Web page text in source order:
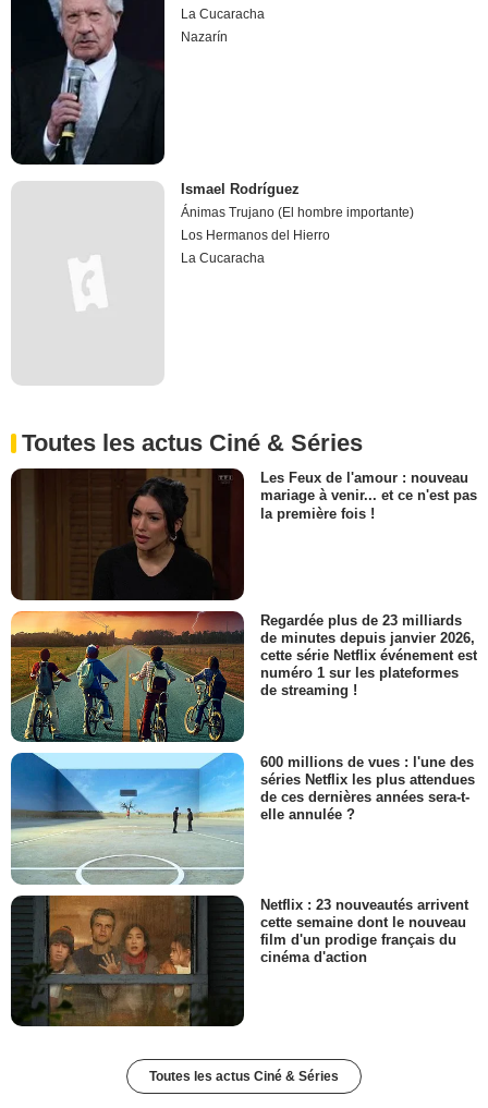
La Cucaracha
Nazarín
Ismael Rodríguez
Ánimas Trujano (El hombre importante)
Los Hermanos del Hierro
La Cucaracha
Toutes les actus Ciné & Séries
Les Feux de l'amour : nouveau
mariage à venir... et ce n'est pas
la première fois !
Regardée plus de 23 milliards
de minutes depuis janvier 2026,
cette série Netflix événement est
numéro 1 sur les plateformes
de streaming !
600 millions de vues : l'une des
séries Netflix les plus attendues
de ces dernières années sera-t-
elle annulée ?
Netflix : 23 nouveautés arrivent
cette semaine dont le nouveau
film d'un prodige français du
cinéma d'action
Toutes les actus Ciné & Séries